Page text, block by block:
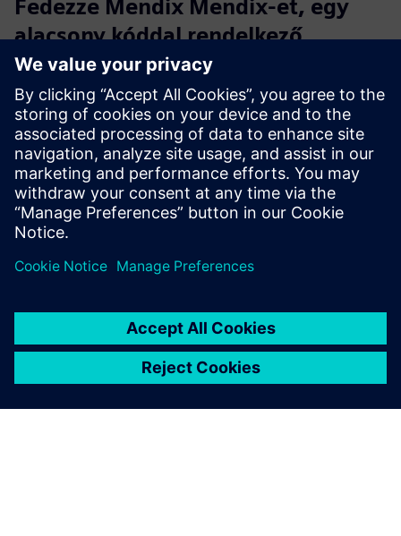
Fedezze Mendix Mendix-et, egy
alacsony kóddal rendelkező
fejlesztői platformot
Készítsen, telepítsen és kezelje az alkalmazásokat
könnyedén, mindezt a kiterjedt kézi kódolás gond nélkül.
További információk